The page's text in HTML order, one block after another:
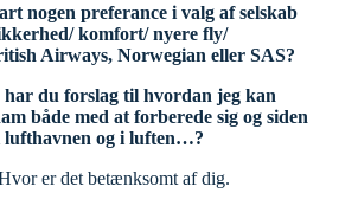
nogen preferance i valg af selskab
komfort/ nyere fly/
Airways, Norwegian eller SAS?
har du forslag til hvordan jeg kan
både med at forberede sig og siden
lufthavnen og i luften…?
er det betænksomt af dig.